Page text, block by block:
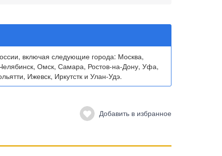
включая следующие города: Москва,
Омск, Самара, Ростов-на-Дону, Уфа,
Ижевск, Иркутстк и Улан-Удэ.
Добавить в избранное